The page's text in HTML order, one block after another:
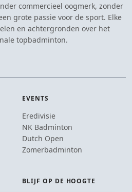
commercieel oogmerk, zonder
grote passie voor de sport. Elke
en achtergronden over het
topbadminton.
EVENTS
Eredivisie
NK Badminton
Dutch Open
Zomerbadminton
BLIJF OP DE HOOGTE